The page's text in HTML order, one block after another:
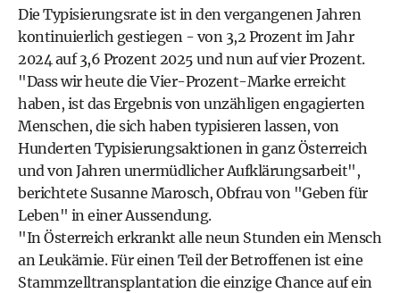
Die Typisierungsrate ist in den vergangenen Jahren
kontinuierlich gestiegen - von 3,2 Prozent im Jahr
2024 auf 3,6 Prozent 2025 und nun auf vier Prozent.
"Dass wir heute die Vier-Prozent-Marke erreicht
haben, ist das Ergebnis von unzähligen engagierten
Menschen, die sich haben typisieren lassen, von
Hunderten Typisierungsaktionen in ganz Österreich
und von Jahren unermüdlicher Aufklärungsarbeit",
berichtete Susanne Marosch, Obfrau von "Geben für
Leben" in einer Aussendung.
"In Österreich erkrankt alle neun Stunden ein Mensch
an Leukämie. Für einen Teil der Betroffenen ist eine
Stammzelltransplantation die einzige Chance auf ein